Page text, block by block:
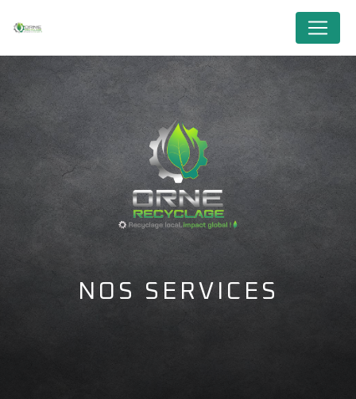
NOS SERVICES